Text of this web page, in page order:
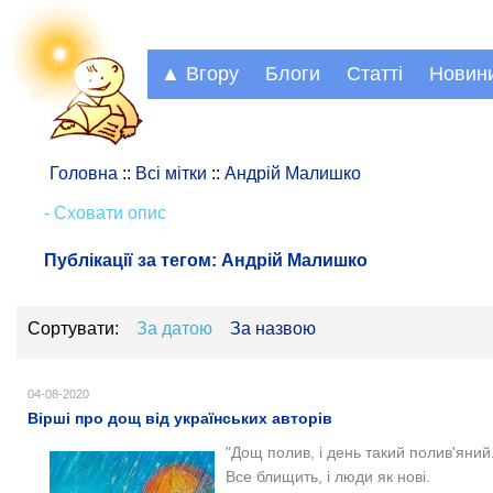
▲ Вгору Блоги Статті
Головна :: Всі мітки :: Андрій Малишко
- Сховати опис
Публікації за тегом: Андрій Малишко
Сортувати: За датою За назвою
04-08-2020
Вірші про дощ від українських авторів
"Дощ полив, і день такий
Все блищить, і люди як нові.